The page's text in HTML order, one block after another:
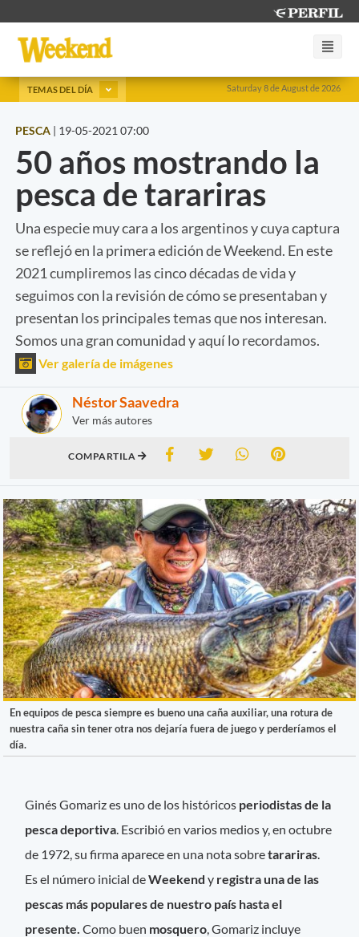
Saturday 8 de August de 2026
TEMAS DEL DÍA
PESCA | 19-05-2021 07:00
50 años mostrando la
pesca de tarariras
Una especie muy cara a los argentinos y cuya captura
se reflejó en la primera edición de Weekend. En este
2021 cumpliremos las cinco décadas de vida y
seguimos con la revisión de cómo se presentaban y
presentan los principales temas que nos interesan.
Somos una gran comunidad y aquí lo recordamos.
Ver galería de imágenes
Néstor Saavedra
Ver más autores
COMPARTILA
En equipos de pesca siempre es bueno una caña auxiliar, una rotura de
nuestra caña sin tener otra nos dejaría fuera de juego y perderíamos el
día.
Ginés Gomariz es uno de los históricos periodistas de la
pesca deportiva . Escribió en varios medios y, en octubre
de 1972, su firma aparece en una nota sobretarariras
Es el número inicial deWeekendy registra una de las
pescas más populares de nuestro país hasta el
presente. Como buen mosquero , Gomariz incluye